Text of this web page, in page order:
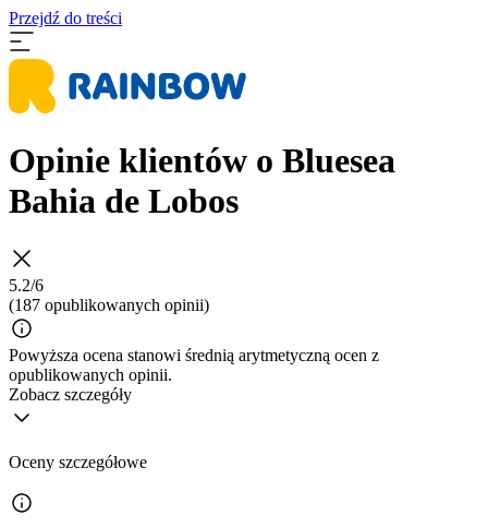
Przejdź do treści
Opinie klientów o Bluesea
Bahia de Lobos
5.2/6
(187 opublikowanych opinii)
Powyższa ocena stanowi średnią arytmetyczną ocen z
opublikowanych opinii.
Zobacz szczegóły
Oceny szczegółowe